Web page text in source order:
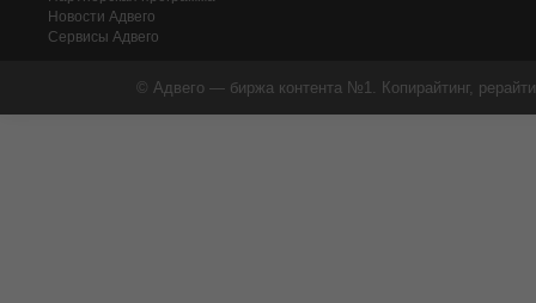
Новости Адвего
Сервисы Адвего
© Адвего — биржа контента №1. Копирайтинг,